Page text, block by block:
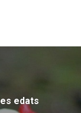
edats